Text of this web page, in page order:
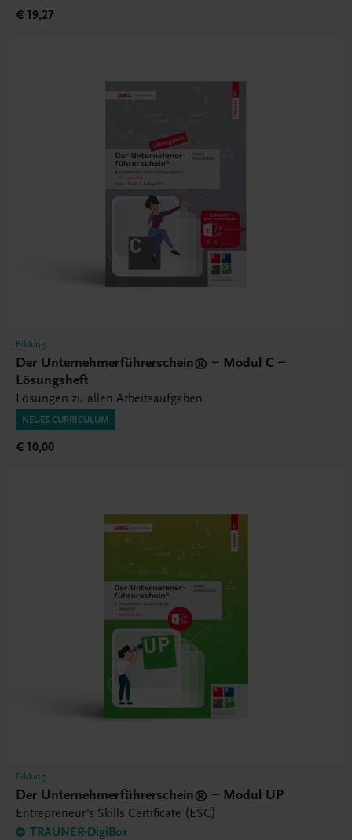
€ 19,27
Bildung
Der Unternehmerführerschein® – Modul C –
Lösungsheft
Lösungen zu allen Arbeitsaufgaben
NEUES CURRICULUM
€ 10,00
Bildung
Der Unternehmerführerschein® – Modul UP
Entrepreneur's Skills Certificate (ESC)
TRAUNER-DigiBox